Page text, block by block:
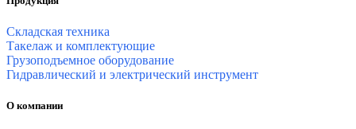
Складская техника
Такелаж и комплектующие
Грузоподъемное оборудование
Гидравлический и электрический инструмент
О компании